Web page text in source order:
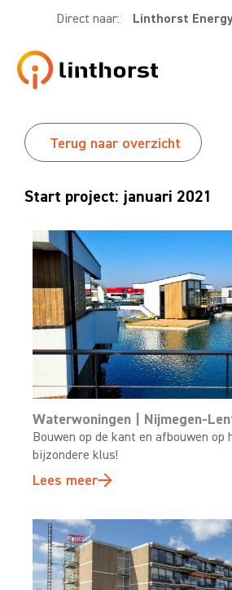
Direct naar: Linthorst
Terug naar overzicht
Start project: januari 2021
Waterwoningen | Nijmegen-
Bouwen op de kant en afbouwen op
bijzondere klus!
Lees meer